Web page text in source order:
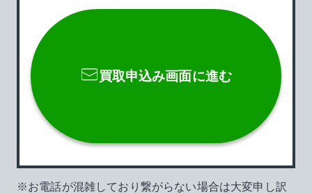
買取申込み画面に進む
お電話が混雑しており繋がらない場合は大変申し訳